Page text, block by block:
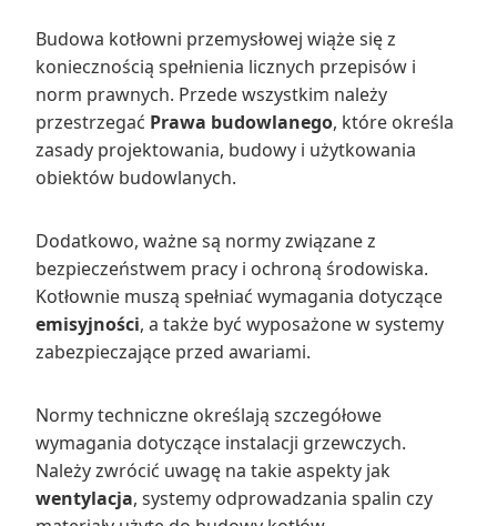
Budowa kotłowni przemysłowej wiąże się z
koniecznością spełnienia licznych przepisów i
norm prawnych. Przede wszystkim należy
przestrzegać Prawa budowlanego, które określa
zasady projektowania, budowy i użytkowania
obiektów budowlanych.
Dodatkowo, ważne są normy związane z
bezpieczeństwem pracy i ochroną środowiska.
Kotłownie muszą spełniać wymagania dotyczące
emisyjności, a także być wyposażone w systemy
zabezpieczające przed awariami.
Normy techniczne określają szczegółowe
wymagania dotyczące instalacji grzewczych.
Należy zwrócić uwagę na takie aspekty jak
wentylacja, systemy odprowadzania spalin czy